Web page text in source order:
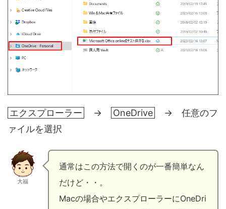
エクスプローラー → OneDrive
→ 任意のフ
ァイルを選択
大福
通常はこの方法で開くのが一番簡単なん
だけど・・。
Macの場合やエクスプローラーにOneDri